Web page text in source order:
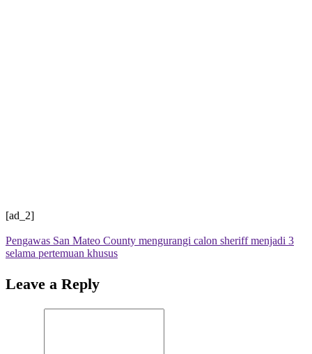
[ad_2]
Pengawas San Mateo County mengurangi calon sheriff menjadi 3
selama pertemuan khusus
Leave a Reply